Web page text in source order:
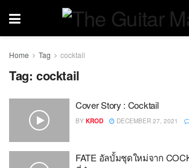
Home Tag cocktail
Tag: cocktail
Cover Story : Cocktail
BY KROD DECEMBER 27, 2021
FATE อัลบั้มชุดใหม่จาก